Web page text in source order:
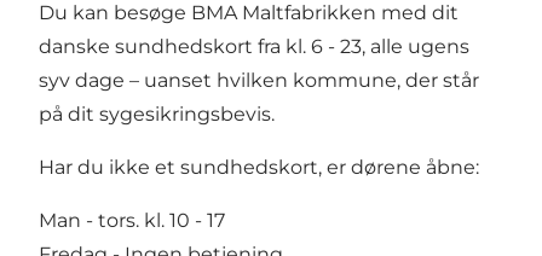
Du kan besøge BMA Maltfabrikken med dit
danske sundhedskort fra kl. 6 - 23, alle ugens
syv dage – uanset hvilken kommune, der står
på dit sygesikringsbevis.
Har du ikke et sundhedskort, er dørene åbne:
Man - tors. kl. 10 - 17